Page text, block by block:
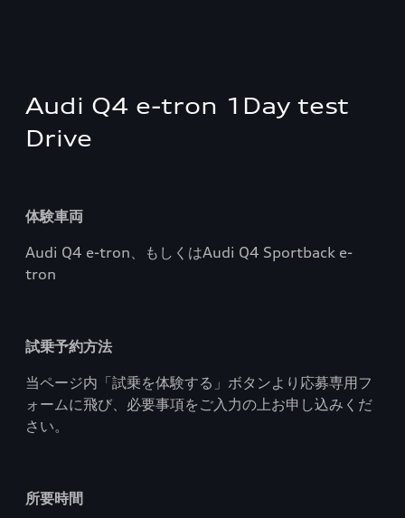
Audi Q4 e-tron 1Day test
Drive
体験車両
Audi Q4 e-tron、もしくはAudi Q4 Sportback e-
tron
試乗予約方法
当ページ内「試乗を体験する」ボタンより応募専用フ
ォームに飛び、必要事項をご入力の上お申し込みくだ
さい。
所要時間